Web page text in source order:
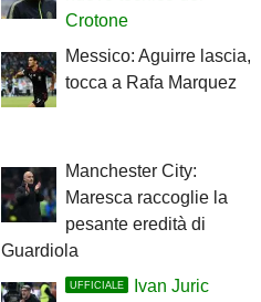
Crotone
Messico: Aguirre lascia,
tocca a Rafa Marquez
Manchester City:
Maresca raccoglie la
pesante eredità di
Guardiola
UFFICIALE
Ivan Juric